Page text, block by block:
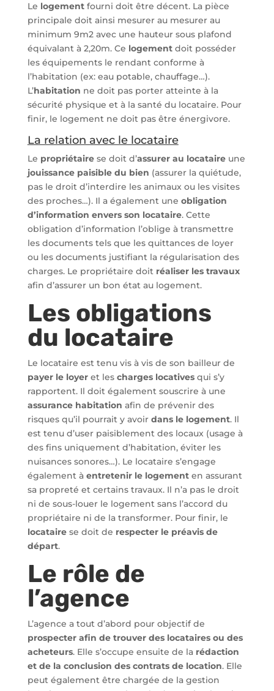
Le logementfourni doit être décent. La pièce
principale doit ainsi mesurer au mesurer au
minimum 9m2 avec une hauteur sous plafond
équivalant à 2,20m. Ce logementdoit posséder
les équipements le rendant conforme à
l’habitation (ex: eau potable, chauffage…).
L’habitation ne doit pas porter atteinte à la
sécurité physique et à la santé du locataire. Pour
finir, le logement ne doit pas être énergivore.
La relation avec le locataire
Le propriétairese doit d’assurer au locataireune
jouissance paisible du bien (assurer la quiétude,
pas le droit d’interdire les animaux ou les visites
des proches…). Il a également une obligation
d’information envers son locataire. Cette
obligation d’information l’oblige à transmettre
les documents tels que les quittances de loyer
ou les documents justifiant la régularisation des
charges. Le propriétaire doit réaliser les travaux
afin d’assurer un bon état au logement.
Les obligations
du locataire
Le locataire est tenu vis à vis de son bailleur de
payer le loyeret les charges locativesqui s’y
rapportent. Il doit également souscrire à une
assurance habitation afin de prévenir des
risques qu’il pourrait y avoir dans le logement. Il
est tenu d’user paisiblement des locaux (usage à
des fins uniquement d’habitation, éviter les
nuisances sonores…). Le locataire s’engage
également à entretenir le logementen assurant
sa propreté et certains travaux. Il n’a pas le droit
ni de sous-louer le logement sans l’accord du
propriétaire ni de la transformer. Pour finir, le
locatairese doit de respecter le préavis de
départ.
Le rôle de
l’agence
L’agence a tout d’abord pour objectif de
prospecter afin de trouver des locataires ou des
acheteurs. Elle s’occupe ensuite de la rédaction
et de la conclusion des contrats de location. Elle
peut également être chargée de la gestion